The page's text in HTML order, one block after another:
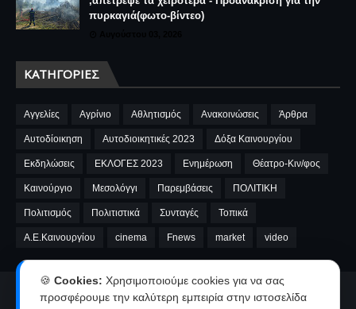
πυρκαγιά(φωτο-βίντεο)
ΚΑΤΗΓΟΡΊΕΣ
Αγγελίες Αγρίνιο Αθλητισμός Ανακοινώσεις Άρθρα
Αυτοδίοικηση Αυτοδιοικητικές 2023 Δόξα Καινουργίου
Εκδηλώσεις ΕΚΛΟΓΕΣ 2023 Ενημέρωση Θέατρο-Κιν/φος
Καινούργιο Μεσολόγγι Παρεμβάσεις ΠΟΛΙΤΙΚΗ
Πολιτισμός Πολιτιστικά Συνταγές Τοπικά
A.E.Καινουργίου cinema Fnews market video
Αρχική Ταυτότητα Όροι χρήσης-Πολιτική απορρήτου
🍪 Cookies: Χρησιμοποιούμε cookies για να σας
προσφέρουμε την καλύτερη εμπειρία στην ιστοσελίδα